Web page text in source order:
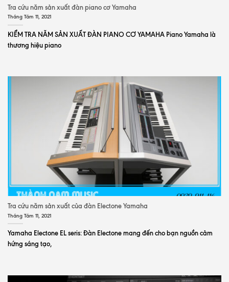
Tra cứu năm sản xuất đàn piano cơ Yamaha
Tháng Tám 11, 2021
KIỂM TRA NĂM SẢN XUẤT ĐÀN PIANO CƠ YAMAHA Piano Yamaha là
thương hiệu piano
Tra cứu năm sản xuất của đàn Electone Yamaha
Tháng Tám 11, 2021
Yamaha Electone EL seris: Đàn Electone mang đến cho bạn nguồn cảm
hứng sáng tạo,